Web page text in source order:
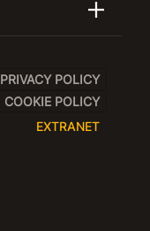
PRIVACY POLICY
COOKIE POLICY
EXTRANET